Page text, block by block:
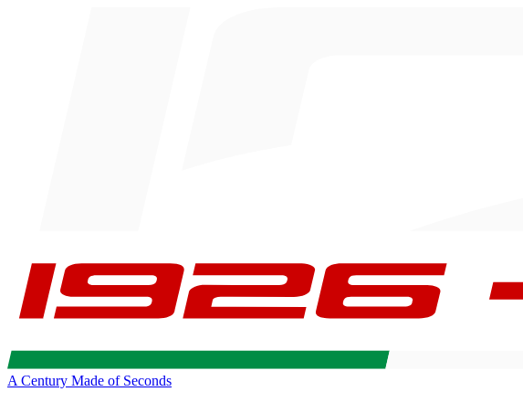
A Century Made of Seconds